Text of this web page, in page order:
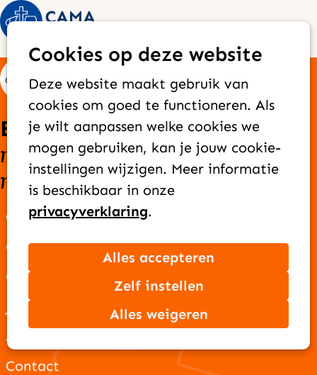
Cookies op deze website
Deze website maakt gebruik van
cookies om goed te functioneren. Als
je wilt aanpassen welke cookies we
mogen gebruiken, kan je jouw cookie-
instellingen wijzigen. Meer informatie
is beschikbaar in onze
privacyverklaring.
Alles accepteren
Zelf instellen
Alles weigeren
Elke dag bereiken we
nieuwe mensen met het goede
nieuws van Jezus
Over CAMA Zending
Onze missie
Ons team
Jaarverslag
ANBI-gegevens
Contact